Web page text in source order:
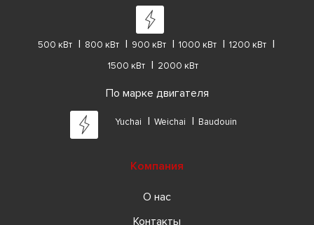
500 кВт 800 кВт 900 кВт 1000 кВт
1200 кВт
1500 кВт
2000 кВт
По марке двигателя
Yuchai Weichai Baudouin
Компания
О нас
Контакты